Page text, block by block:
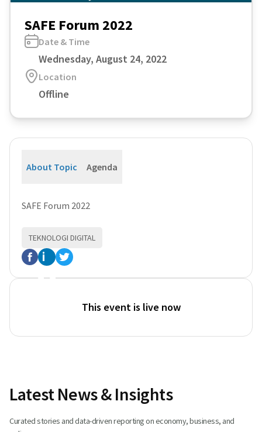
SAFE Forum 2022
Date & Time
Wednesday, August 24, 2022
Location
Offline
About Topic Agenda
SAFE Forum 2022
TEKNOLOGI DIGITAL
This event is live now
Latest News & Insights
Curated stories and data-driven reporting on economy, business, and